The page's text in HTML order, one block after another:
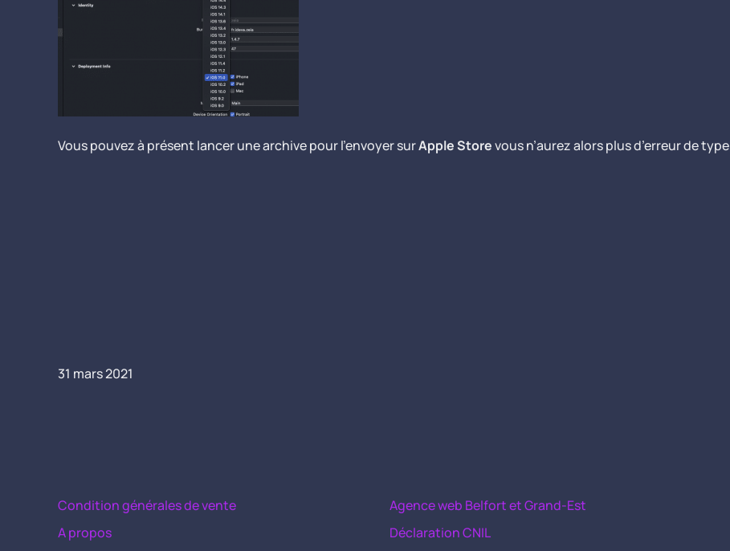
Vous pouvez à présent lancer une archive pour l’envoyer surApple Storevous n’aurez alors plus d’erreur de type
31 mars 2021
Condition générales de vente
A propos
Agence web Belfort et Grand-Est
Déclaration CNIL